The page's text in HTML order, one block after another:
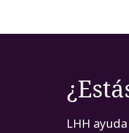
LHH